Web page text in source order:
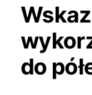
do